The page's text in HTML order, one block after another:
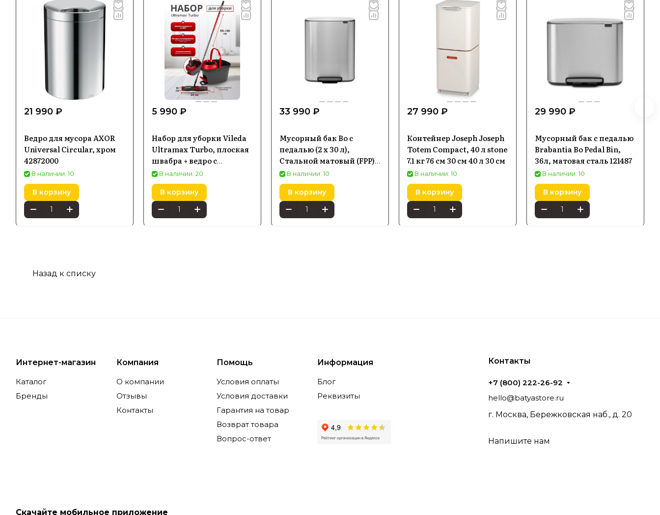
21 990 ₽
Ведро для мусора AXOR
Universal Circular, хром
42872000
В наличии: 10
В корзину
5 990 ₽
Набор для уборки Vileda
Ultramax Turbo, плоская
швабра + ведро с
отжимом-центрифуга
В наличии: 20
В корзину
33 990 ₽
Мусорный бак Bo с
педалью (2 x 30 л),
Стальной матовый (FPP)
Brabantia
В наличии: 10
В корзину
27 990 ₽
Контейнер Joseph Joseph
Totem Compact, 40 л stone
7.1 кг 76 см 30 см 40 л 30 см
В наличии: 10
В корзину
29 990 ₽
Мусорный бак с педалью
Brabantia Bo Pedal Bin,
36л, матовая сталь 121487
В наличии: 10
В корзину
Назад к списку
Интернет-магазин
Каталог
Бренды
Компания
О компании
Отзывы
Контакты
Помощь
Условия оплаты
Условия доставки
Гарантия на товар
Возврат товара
Вопрос-ответ
Информация
Блог
Реквизиты
Контакты
+7 (800) 222-26-92
hello@batyastore.ru
г. Москва, Бережковская наб., д. 20
Напишите нам
Скачайте мобильное приложение